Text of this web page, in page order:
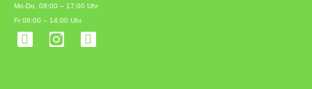
Mo-Do, 08:00 – 17:00 Uhr
Fr 08:00 – 14:00 Uhr
F
a
L
i